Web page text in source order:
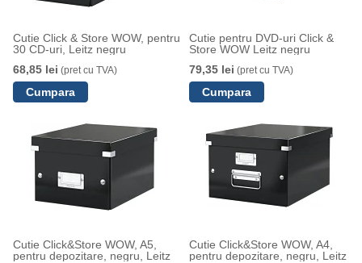
Cutie Click & Store WOW, pentru
30 CD-uri, Leitz negru
68,85 lei (pret cu TVA)
Cutie pentru DVD-uri Click &
Store WOW Leitz negru
79,35 lei (pret cu TVA)
Cutie Click&Store WOW, A5,
pentru depozitare, negru, Leitz
Cutie Click&Store WOW, A4,
pentru depozitare, negru, Leitz